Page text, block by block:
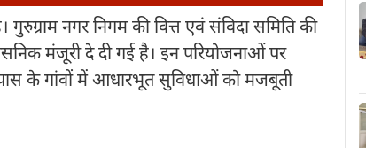
नगर निगम की वित्त एवं संविदा समिति की
मंजूरी दे दी गई है। इन परियोजनाओं पर
के गांवों में आधारभूत सुविधाओं को मजबूती